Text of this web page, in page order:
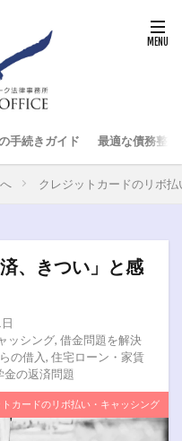
手続きガイド 最適な債務整
クレジットカードのリボ
、きつい」と感
ッシング, 借金問題を解決
の借入, 住宅ローン・家賃
金の返済問題
トカードのリボ払い・キャッシング